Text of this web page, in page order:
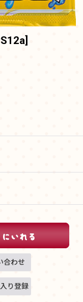
]
合わせ
り登録